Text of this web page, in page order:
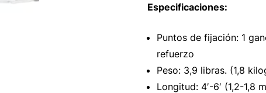
Especificaciones:
Puntos de fijación: 1
refuerzo
Peso: 3,9 libras. (1,8
Longitud: 4′-6′ (1,2-1,8